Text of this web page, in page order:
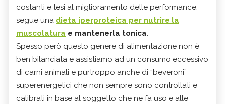
costanti e tesi al miglioramento delle performance,
segue una dieta iperproteica per nutrire la
muscolatura e mantenerla tonica.
Spesso però questo genere di alimentazione non è
ben bilanciata e assistiamo ad un consumo eccessivo
di carni animali e purtroppo anche di “beveroni”
superenergetici che non sempre sono controllati e
calibrati in base al soggetto che ne fa uso e alle